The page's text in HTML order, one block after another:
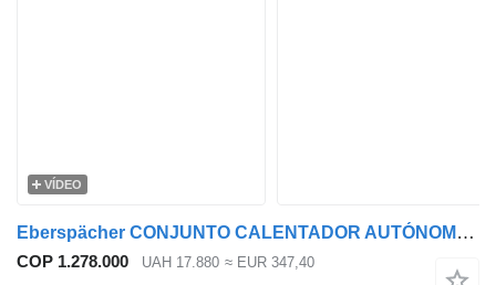
VÍDEO
Eberspächer CONJUNTO CALENTADOR AUTÓNOMO EBERSPACHER D4S D4S35KW 12OE0905BU ST calefacción estática para DAF 95XF, XF105, TGA, TGS, TGX cabeza tractora
COP 1.278.000 UAH 17.880 ≈ EUR 347,40